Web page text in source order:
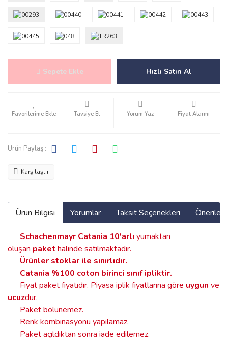
Sepete Ekle Hızlı Satın Al
Tavsiye Et Yorum Yaz Fiyat Alarmı
Ürün Paylaş :
Karşılaştır
Ürün Bilgisi Yorumlar Taksit Seçenekleri
Schachenmayr Catania 10'arlı yumaktan
oluşan paket halinde satılmaktadır.
Ürünler stoklar ile sınırlıdır.
Catania %100 coton birinci sınıf ipliktir.
Fiyat paket fiyatıdır. Piyasa iplik fiyatlarına göre uygun ve
ucuzdur.
Paket bölünemez.
Renk kombinasyonu yapılamaz.
Paket açıldıktan sonra iade edilemez.